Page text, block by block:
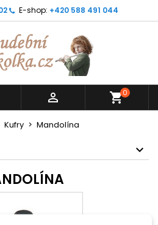
E-shop: +420 588 491 044
 shopping_cart0
Kufry Mandolína